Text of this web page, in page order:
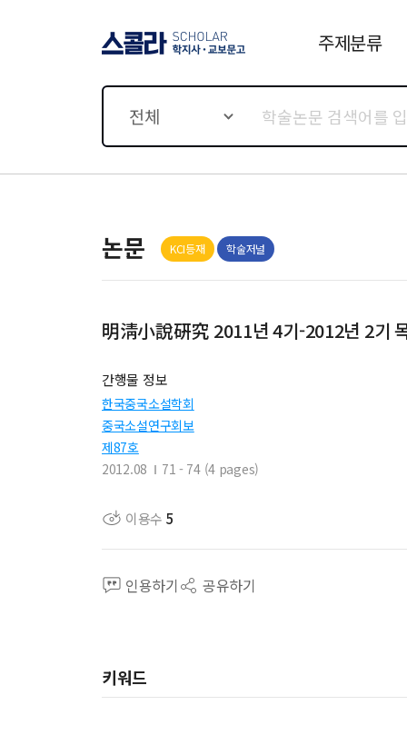
주제분류
전체
논문 KCI등재 학술저널
明淸小說硏究 2011년 4기-2012년 2기
간행물 정보
한국중국소설학회
중국소설연구회보
제87호
2012.08
71 - 74 (4 pages)
이용수 5
인용하기 공유하기
키워드